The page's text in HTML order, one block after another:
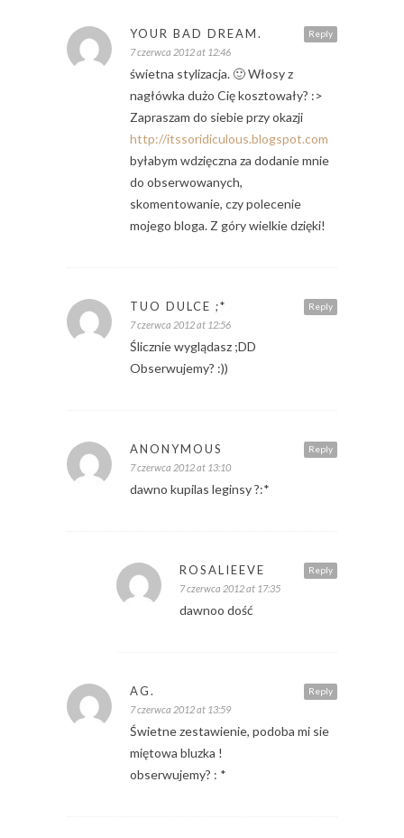
Reply
YOUR BAD DREAM.
7 czerwca 2012 at 12:46
świetna stylizacja. 🙂 Włosy z
nagłówka dużo Cię kosztowały? :>
Zapraszam do siebie przy okazji
http://itssoridiculous.blogspot.com
byłabym wdzięczna za dodanie mnie
do obserwowanych,
skomentowanie, czy polecenie
mojego bloga. Z góry wielkie dzięki!
Reply
TUO DULCE ;*
7 czerwca 2012 at 12:56
Ślicznie wyglądasz ;DD
Obserwujemy? :))
Reply
ANONYMOUS
7 czerwca 2012 at 13:10
dawno kupilas leginsy ?:*
Reply
ROSALIEEVE
7 czerwca 2012 at 17:35
dawnoo dość
Reply
AG.
7 czerwca 2012 at 13:59
Świetne zestawienie, podoba mi sie
miętowa bluzka !
obserwujemy? : *